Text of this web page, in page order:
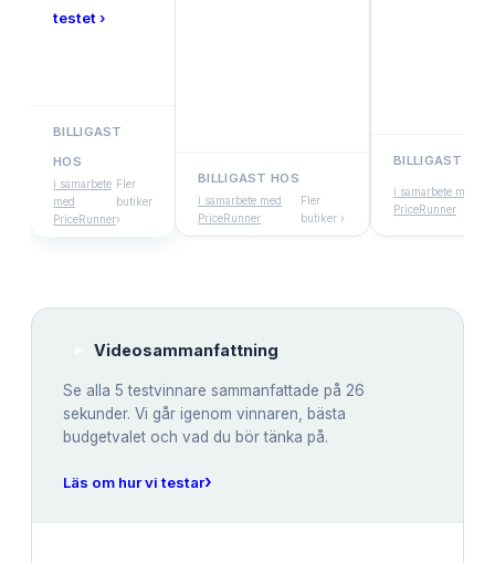
testet ›
BILLIGAST
HOS
i samarbete
med
PriceRunner
Fler
butiker
›
BILLIGAST HOS
i samarbete med
PriceRunner
Fler
butiker ›
BILLIGAST HOS
i samarbete med
PriceRunner
Videosammanfattning
Se alla 5 testvinnare sammanfattade på 26
sekunder. Vi går igenom vinnaren, bästa
budgetvalet och vad du bör tänka på.
Läs om hur vi testar›